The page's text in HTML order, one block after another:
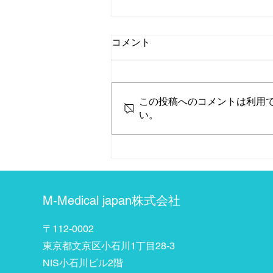
「おうちで検査」販売開始の
コメント
この投稿へのコメントは利用
い。
M-Medical japan株式会社
〒112-0002
東京都文京区小石川1丁目28-3
​NIS小石川ビル2階